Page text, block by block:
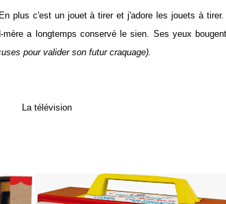
plus c'est un jouet à tirer et j'adore les jouets à tirer.
a longtemps conservé le sien. Ses yeux
pour valider son futur craquage).
La télévision